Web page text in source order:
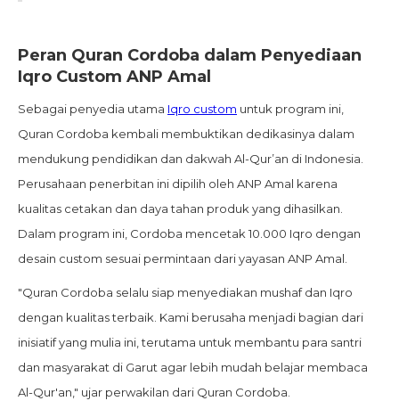
Peran Quran Cordoba dalam Penyediaan
Iqro Custom ANP Amal
Sebagai penyedia utama Iqro custom untuk program ini,
Quran Cordoba kembali membuktikan dedikasinya dalam
mendukung pendidikan dan dakwah Al-Qur’an di Indonesia.
Perusahaan penerbitan ini dipilih oleh ANP Amal karena
kualitas cetakan dan daya tahan produk yang dihasilkan.
Dalam program ini, Cordoba mencetak 10.000 Iqro dengan
desain custom sesuai permintaan dari yayasan ANP Amal.
"Quran Cordoba selalu siap menyediakan mushaf dan Iqro
dengan kualitas terbaik. Kami berusaha menjadi bagian dari
inisiatif yang mulia ini, terutama untuk membantu para santri
dan masyarakat di Garut agar lebih mudah belajar membaca
Al-Qur'an," ujar perwakilan dari Quran Cordoba.